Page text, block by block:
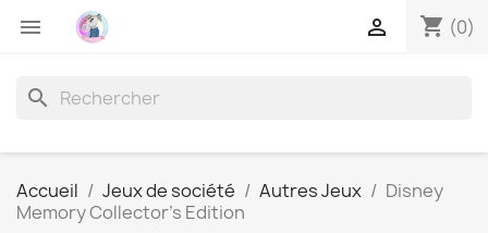
 shopping_cart (0)

search
Accueil Jeux de société Autres Jeux
Disney
Memory Collector's Edition